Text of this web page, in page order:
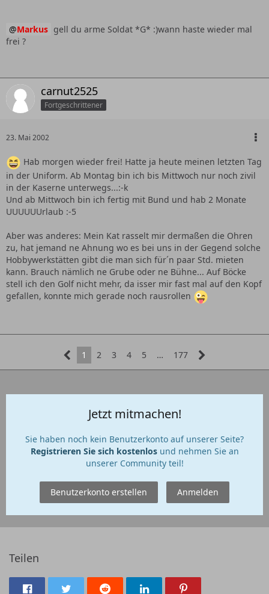
Markus gell du arme Soldat *G* :)wann haste wieder mal
frei ?
carnut2525
Fortgeschrittener
23. Mai 2002
Hab morgen wieder frei! Hatte ja heute meinen letzten Tag
in der Uniform. Ab Montag bin ich bis Mittwoch nur noch zivil
in der Kaserne unterwegs...:-k
Und ab Mittwoch bin ich fertig mit Bund und hab 2 Monate
UUUUUUrlaub :-5
Aber was anderes: Mein Kat rasselt mir dermaßen die Ohren
zu, hat jemand ne Ahnung wo es bei uns in der Gegend solche
Hobbywerkstätten gibt die man sich für´n paar Std. mieten
kann. Brauch nämlich ne Grube oder ne Bühne... Auf Böcke
stell ich den Golf nicht mehr, da isser mir fast mal auf den Kopf
gefallen, konnte mich gerade noch rausrollen
1 2 3 4 5 … 177
Jetzt mitmachen!
Sie haben noch kein Benutzerkonto auf unserer Seite?
Registrieren Sie sich kostenlosund nehmen Sie an
unserer Community teil!
Benutzerkonto erstellen Anmelden
Teilen